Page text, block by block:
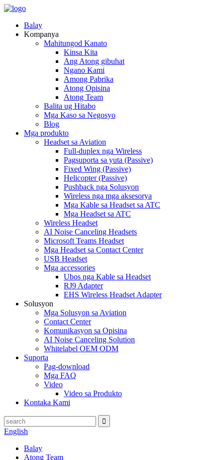
Balay
Kompanya
Mahitungod Kanato
Kinsa Kita
Ang Atong gibuhat
Ngano Kami
Among Pabrika
Atong Opisina
Atong Team
Balita ug Hitabo
Mga Kaso sa Negosyo
Blog
Mga produkto
Headset sa Aviation
Full-duplex nga Wireless
Pagsuporta sa yuta (Passive)
Fixed Wing (Passive)
Helicopter (Passive)
Pushback nga Solusyon
Wireless nga mga aksesorya
Mga Kable sa Headset sa ATC
Mga Headset sa ATC
Wireless Headset
AI Noise Canceling Headsets
Microsoft Teams Headset
Mga Headset sa Contact Center
USB Headset
Mga accessories
Ubos nga Kable sa Headset
RJ9 Adapter
EHS Wireless Headset Adapter
Solusyon
Mga Solusyon sa Aviation
Contact Center
Komunikasyon sa Opisina
AI Noise Canceling Solution
Whitelabel OEM ODM
Suporta
Pag-download
Mga FAQ
Video
Video sa Produkto
Kontaka Kami
English
Balay
Atong Team